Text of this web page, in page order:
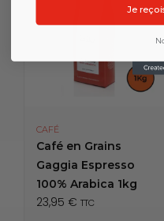
CAFÉ
Café en Grains
Gaggia Espresso
100% Arabica 1kg
23,95 € TTC
Je